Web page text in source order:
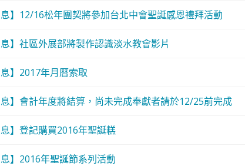
息】12/16松年團契將參加台北中會聖誕感恩禮拜活動
息】社區外展部將製作認識淡水教會影片
息】2017年月曆索取
息】會計年度將結算，尚未完成奉獻者請於12/25前完成
息】登記購買2016年聖誕糕
息】2016年聖誕節系列活動